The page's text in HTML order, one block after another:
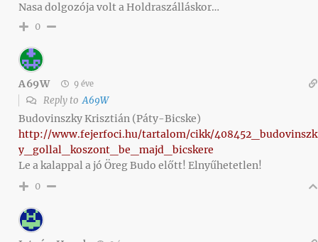
Nasa dolgozója volt a Holdraszálláskor…
0
A69W 9 éve
Reply toA69W
Budovinszky Krisztián (Páty-Bicske)
http://www.fejerfoci.hu/tartalom/cikk/408452_budovinszk
y_gollal_koszont_be_majd_bicskere
Le a kalappal a jó Öreg Budo előtt! Elnyűhetetlen!
0